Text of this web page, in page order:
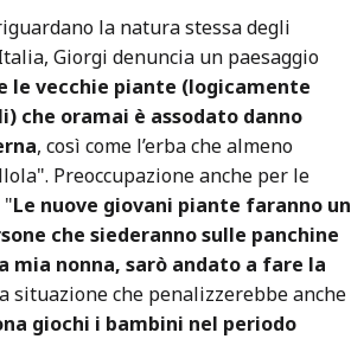
la natura stessa degli
Giorgi denuncia un paesaggio
le vecchie piante (logicamente
che oramai è assodato danno
, così come l’erba che almeno
Preoccupazione anche per le
"Le nuove giovani piante faranno un
che siederanno sulle panchine
mia nonna, sarò andato a fare la
situazione che penalizzerebbe anche
giochi i bambini nel periodo